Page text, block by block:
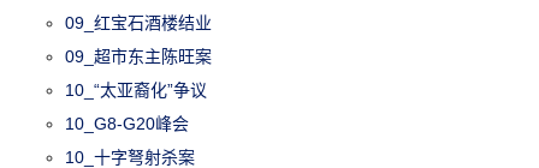
09_红宝石酒楼结业
09_超市东主陈旺案
10_“太亚裔化”争议
10_G8-G20峰会
10_十字弩射杀案